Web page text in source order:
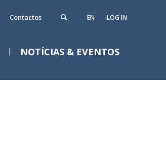
EN LOG IN
Contactos
NOTÍCIAS & EVENTOS